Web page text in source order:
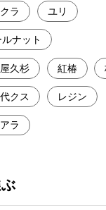
ラ ユリ
ナット
屋久杉 紅椿
クス レジン
ラ